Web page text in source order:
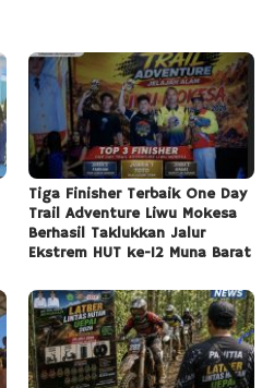
Tiga Finisher Terbaik One Day
Trail Adventure Liwu Mokesa
Berhasil Taklukkan Jalur
Ekstrem HUT ke-12 Muna Barat